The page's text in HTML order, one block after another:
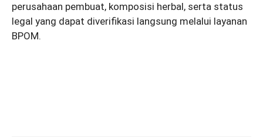
perusahaan pembuat, komposisi herbal, serta status
legal yang dapat diverifikasi langsung melalui layanan
BPOM.